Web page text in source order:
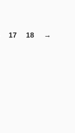
17 18 →